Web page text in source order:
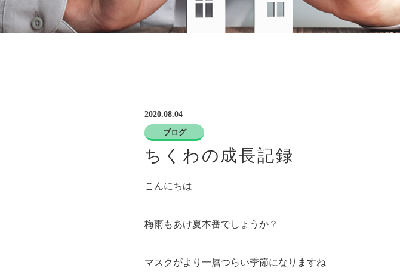
2020.08.04
ブログ
ちくわの成長記録
こんにちは
梅雨もあけ夏本番でしょうか？
マスクがより一層つらい季節になりますね